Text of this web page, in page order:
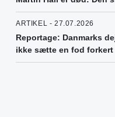
ARTIKEL - 27.07.2026
Reportage: Danmarks
ikke sætte en fod forkert